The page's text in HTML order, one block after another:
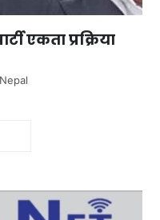
एकता प्रक्रिया